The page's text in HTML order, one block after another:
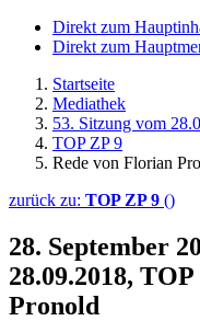
Direkt zum
Direkt zum
Startseite
Mediathek
53. Sitzung vom
TOP ZP 9
Rede von Florian
zurück zu: TOP ZP 9 ()
28. September
28.09.2018,
Pronold